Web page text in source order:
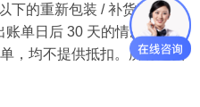
下的重新包装 / 补货费用。
单日后 30 天的情况，或总
，均不提供抵扣。所有运费